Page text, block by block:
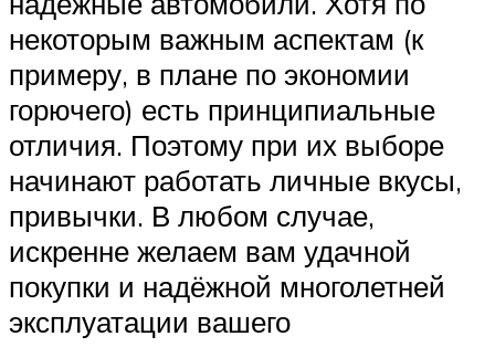
некоторым важным аспектам (к
примеру, в плане по экономии
горючего) есть принципиальные
отличия. Поэтому при их выборе
начинают работать личные вкусы,
привычки. В любом случае,
искренне желаем вам удачной
покупки и надёжной многолетней
эксплуатации вашего